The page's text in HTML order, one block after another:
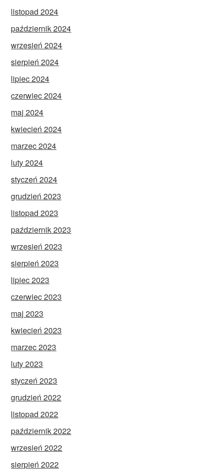
listopad 2024
październik 2024
wrzesień 2024
sierpień 2024
lipiec 2024
czerwiec 2024
maj 2024
kwiecień 2024
marzec 2024
luty 2024
styczeń 2024
grudzień 2023
listopad 2023
październik 2023
wrzesień 2023
sierpień 2023
lipiec 2023
czerwiec 2023
maj 2023
kwiecień 2023
marzec 2023
luty 2023
styczeń 2023
grudzień 2022
listopad 2022
październik 2022
wrzesień 2022
sierpień 2022